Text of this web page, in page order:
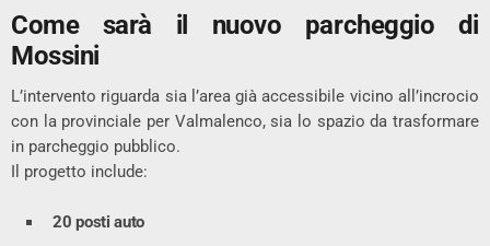
Come sarà il nuovo parcheggio di
Mossini
L’intervento riguarda sia l’area già accessibile vicino all’incrocio
con la provinciale per Valmalenco, sia lo spazio da trasformare
in parcheggio pubblico.
Il progetto include:
20 posti auto